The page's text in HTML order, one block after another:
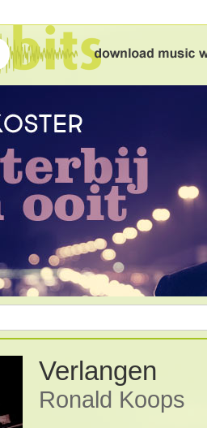
Verlangen
Ronald Koops